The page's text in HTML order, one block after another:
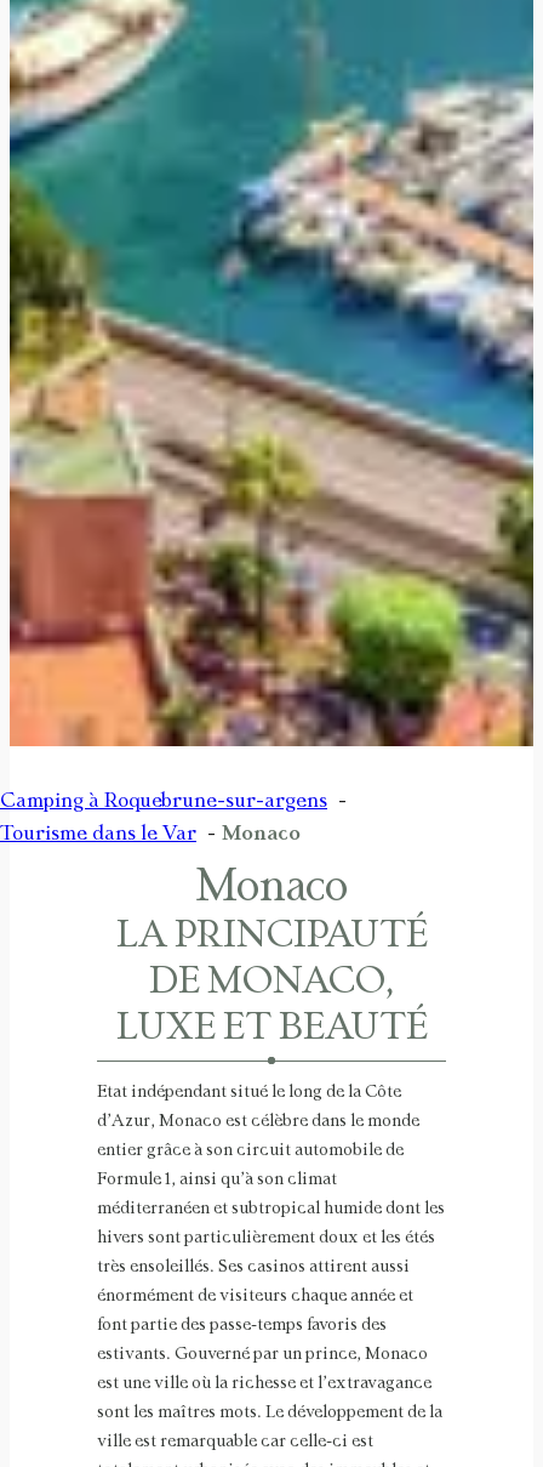
Camping à Roquebrune-sur-argens
Tourisme dans le Var
Monaco
Monaco
LA PRINCIPAUTÉ
DE MONACO,
LUXE ET BEAUTÉ
Etat indépendant situé le long de la Côte
d’Azur, Monaco est célèbre dans le monde
entier grâce à son circuit automobile de
Formule 1, ainsi qu’à son climat
méditerranéen et subtropical humide dont les
hivers sont particulièrement doux et les étés
très ensoleillés. Ses casinos attirent aussi
énormément de visiteurs chaque année et
font partie des passe-temps favoris des
estivants. Gouverné par un prince, Monaco
est une ville où la richesse et l’extravagance
sont les maîtres mots. Le développement de la
ville est remarquable car celle-ci est